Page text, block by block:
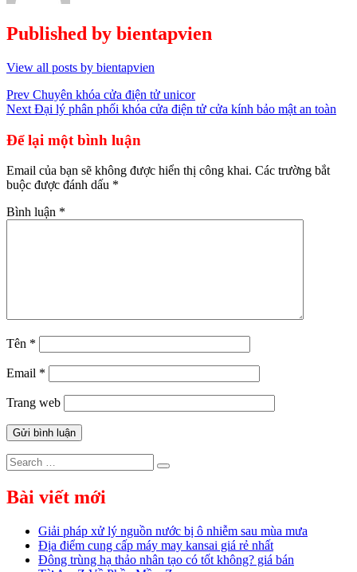
Published by bientapvien
View all posts by bientapvien
Điều
hướng
bài
viết
Prev Chuyên khóa cửa điện tử unicor
Next Đại lý phân phối khóa cửa điện tử cửa kính bảo mật an toàn
Để lại một bình luận
Email của bạn sẽ không được hiển thị công khai. Các trường bắt
buộc được đánh dấu *
Bình luận *
Tên *
Email *
Trang web
Search
for:
Search
Bài viết mới
Giải pháp xử lý nguồn nước bị ô nhiễm sau mùa mưa
Địa điểm cung cấp máy may kansai giá rẻ nhất
Đông trùng hạ thảo nhân tạo có tốt không? giá bán